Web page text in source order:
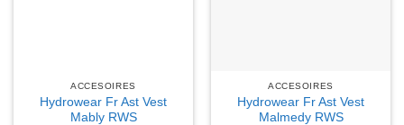
ACCESOIRES
Hydrowear Fr Ast Vest
Mably RWS
ACCESOIRES
Hydrowear Fr Ast Vest
Malmedy RWS